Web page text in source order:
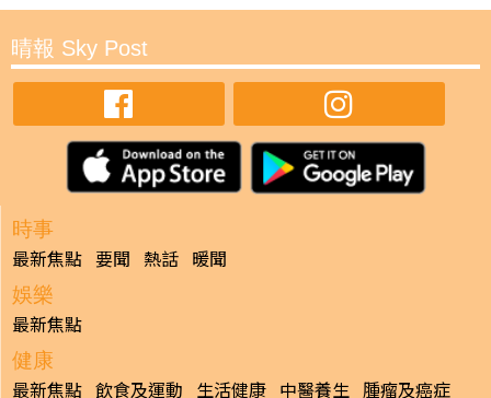
晴報 Sky Post
時事
最新焦點 要聞 熱話 暖聞
娛樂
最新焦點
健康
最新焦點 飲食及運動 生活健康 中醫養生 腫瘤及癌症